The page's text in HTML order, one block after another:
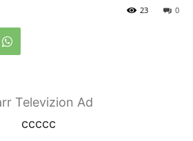
0
23
Televizion Ad
ccccc